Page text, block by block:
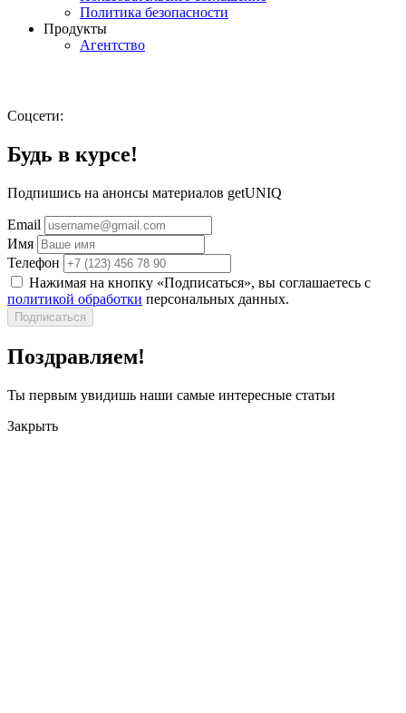
Политика безопасности
Продукты
Агентство
Соцсети:
Будь в курсе!
Подпишись на анонсы материалов getUNIQ
Email
Имя
Телефон
Нажимая на кнопку «Подписаться», вы соглашаетесь с
политикой обработки персональных данных.
Подписаться
Поздравляем!
Ты первым увидишь наши самые интересные статьи
Закрыть